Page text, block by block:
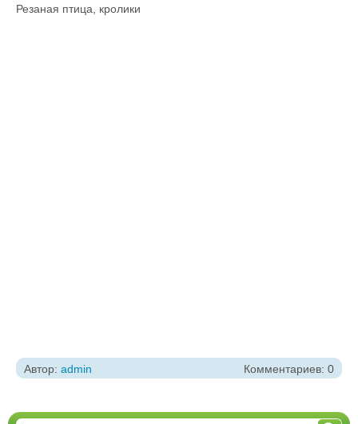
Резаная птица, кролики
Автор: admin Комментариев: 0